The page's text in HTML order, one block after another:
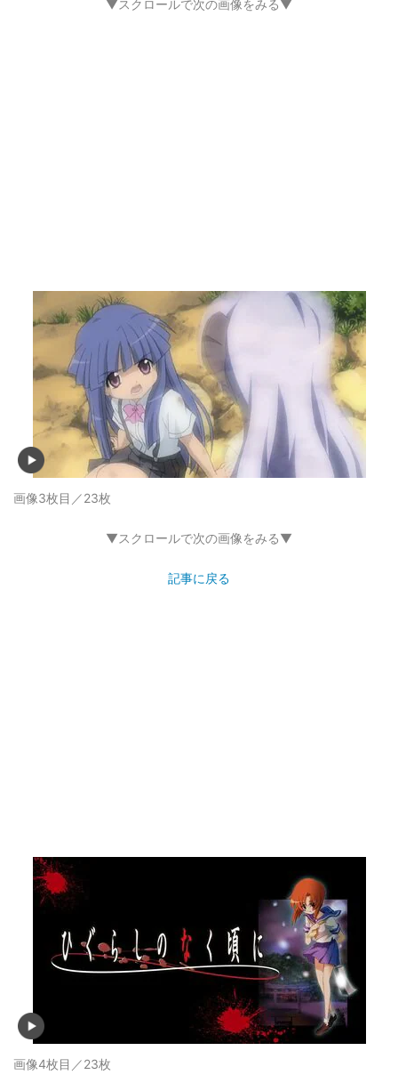
▼スクロールで次の画像をみる▼
画像3枚目／23枚
▼スクロールで次の画像をみる▼
記事に戻る
画像4枚目／23枚